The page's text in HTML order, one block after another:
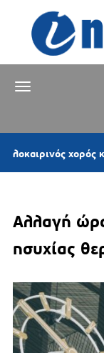
χορός και
Αλλαγή
ησυχίας